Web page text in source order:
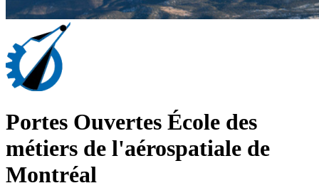
Portes Ouvertes École des
métiers de l'aérospatiale de
Montréal